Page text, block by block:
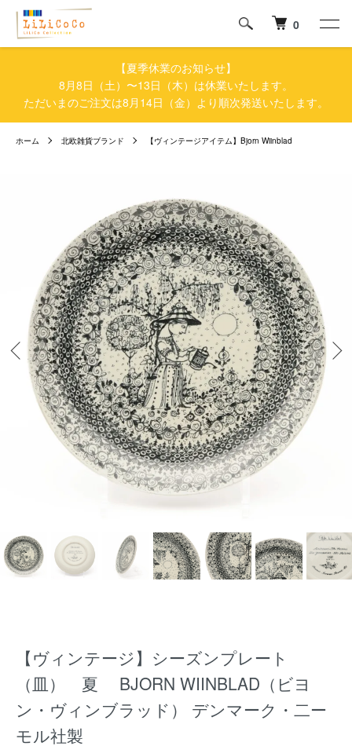
0
【夏季休業のお知らせ】
8月8日（土）〜13日（木）は休業いたします。
ただいまのご注文は8月14日（金）より順次発送いたします。
ホーム 北欧雑貨ブランド 【ヴィンテージアイテム】Bjorn Wiinblad
【ヴィンテージ】シーズンプレート
（皿） 夏 BJORN WIINBLAD（ビヨ
ン・ヴィンブラッド） デンマーク・二ー
モル社製